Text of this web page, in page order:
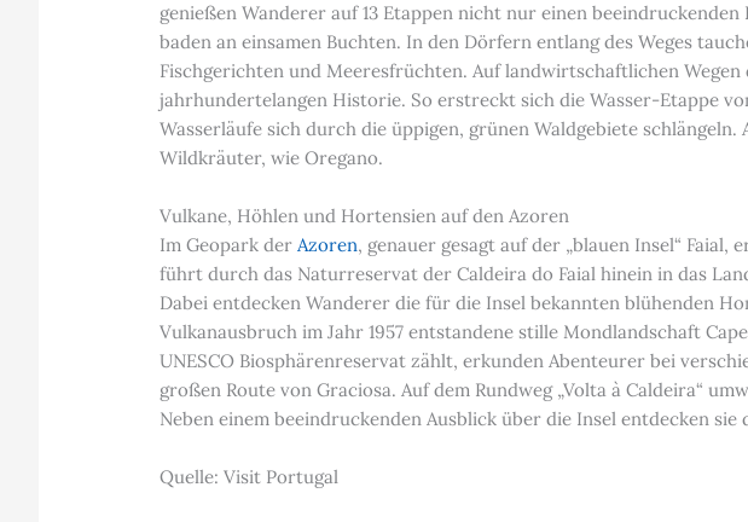
genießen Wanderer auf 13 Etappen nicht nur einen
baden an einsamen Buchten. In den Dörfern entlang des Weges
Fischgerichten und Meeresfrüchten. Auf landwirtschaftlichen
jahrhundertelangen Historie. So erstreckt sich die Wasser-Etappe
Wasserläufe sich durch die üppigen, grünen Waldgebiete
Wildkräuter, wie Oregano.
Vulkane, Höhlen und Hortensien auf den Azoren
Im Geopark derAzoren, genauer gesagt auf der „blauen Insel“
führt durch das Naturreservat der Caldeira do Faial hinein in das
Dabei entdecken Wanderer die für die Insel bekannten blühenden
Vulkanausbruch im Jahr 1957 entstandene stille Mondlandschaft
UNESCO Biosphärenreservat zählt, erkunden Abenteurer bei
großen Route von Graciosa. Auf dem Rundweg „Volta à Caldeira“
Neben einem beeindruckenden Ausblick über die Insel entdecken
Quelle: Visit Portugal